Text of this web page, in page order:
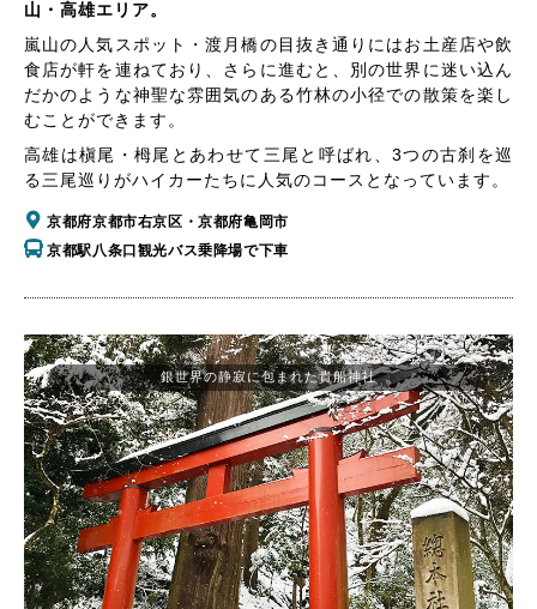
山・高雄エリア。
嵐山の人気スポット・渡月橋の目抜き通りにはお土産店や飲
食店が軒を連ねており、さらに進むと、別の世界に迷い込ん
だかのような神聖な雰囲気のある竹林の小径での散策を楽し
むことができます。
高雄は槇尾・栂尾とあわせて三尾と呼ばれ、3つの古刹を巡
る三尾巡りがハイカーたちに人気のコースとなっています。
京都府京都市右京区・京都府亀岡市
京都駅八条口観光バス乗降場で下車
銀世界の静寂に包まれた貴船神社